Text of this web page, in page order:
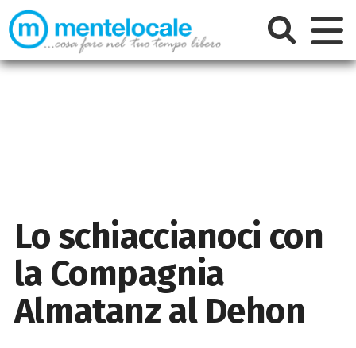
Lo schiaccianoci con
la Compagnia
Almatanz al Dehon